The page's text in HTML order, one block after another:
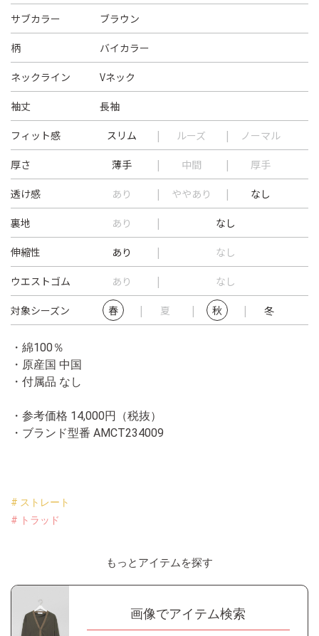
サブカラー ブラウン
柄 バイカラー
ネックライン Vネック
袖丈 長袖
フィット感 スリム ルーズ ノーマル
厚さ 薄手 中間 厚手
透け感 あり ややあり なし
裏地 あり なし
伸縮性 あり なし
ウエストゴム あり なし
対象シーズン 春 夏 秋 冬
・綿100％
・原産国 中国
・付属品 なし
・参考価格 14,000円（税抜）
・ブランド型番 AMCT234009
# ストレート
# トラッド
もっとアイテムを探す
画像でアイテム検索